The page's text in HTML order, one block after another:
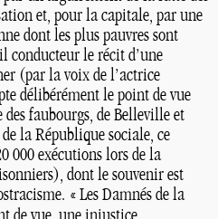
et, pour la capitale, par une
dont les plus pauvres sont
conducteur le récit d’une
(par la voix de l’actrice
délibérément le point de vue
des faubourgs, de Belleville et
la République sociale, ce
000 exécutions lors de la
dont le souvenir est
«Les Damnés de la